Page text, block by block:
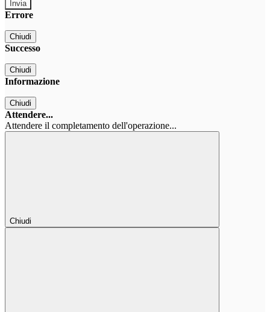
Errore
Chiudi
Successo
Chiudi
Informazione
Chiudi
Attendere...
Attendere il completamento dell'operazione...
Chiudi